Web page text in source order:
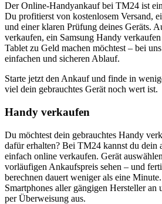
Der Online-Handyankauf bei TM24 ist
Du profitierst von kostenlosem Versand,
und einer klaren Prüfung deines Geräts.
verkaufen, ein Samsung Handy
Tablet zu Geld machen möchtest – bei
einfachen und sicheren Ablauf.
Starte jetzt den Ankauf und finde in
viel dein gebrauchtes Gerät noch wert ist.
Handy verkaufen
Du möchtest dein gebrauchtes Handy
dafür erhalten? Bei TM24 kannst du dein
einfach online verkaufen. Gerät
vorläufigen Ankaufspreis sehen – und
berechnen dauert weniger als eine
Smartphones aller gängigen Hersteller an
per Überweisung aus.